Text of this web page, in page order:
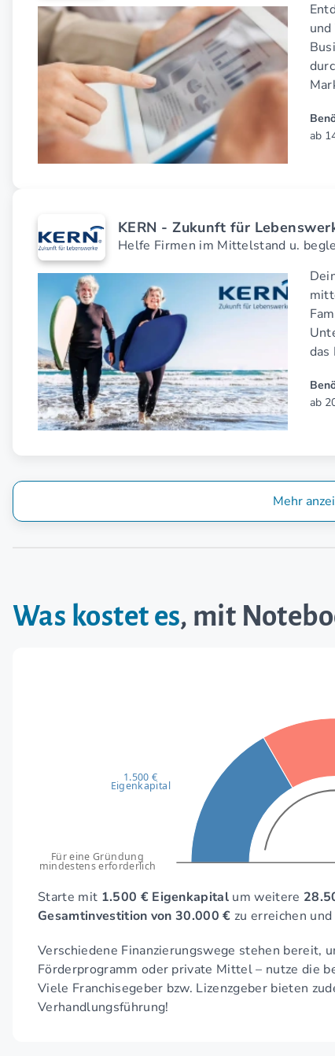
ab
KERN - Zukunft für
Helfe Firmen im Mittelstand u.
das
ab
Mehr
Was kostet es, mit
1.500 €
Eigenkapital
Für eine Gründung
mindestens erforderlich
Starte mit 1.500 € Eigenkapital um weitere
Gesamtinvestition von 30.000 € zu erreichen
Verschiedene Finanzierungswege stehen bereit,
Förderprogramm oder private Mittel – nutze die
Viele Franchisegeber bzw. Lizenzgeber bieten
Verhandlungsführung!